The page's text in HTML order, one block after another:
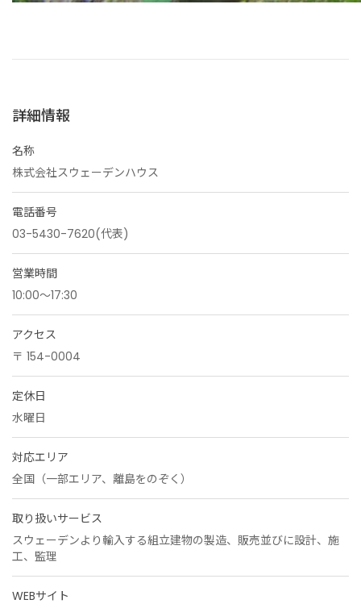
詳細情報
名称
株式会社スウェーデンハウス
電話番号
03-5430-7620(代表)
営業時間
10:00～17:30
アクセス
〒 154-0004
定休日
水曜日
対応エリア
全国（一部エリア、離島をのぞく）
取り扱いサービス
スウェーデンより輸入する組立建物の製造、販売並びに設計、施
工、監理
WEBサイト